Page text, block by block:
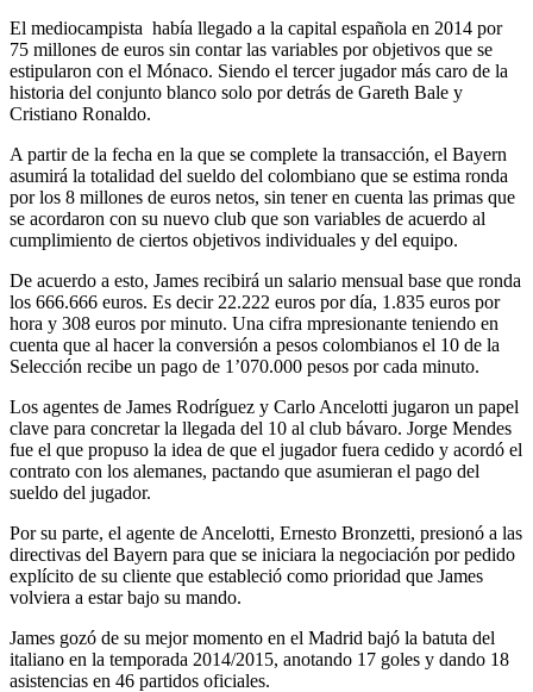
El mediocampista había llegado a la capital española en 2014 por
75 millones de euros sin contar las variables por objetivos que se
estipularon con el Mónaco. Siendo el tercer jugador más caro de la
historia del conjunto blanco solo por detrás de Gareth Bale y
Cristiano Ronaldo.
A partir de la fecha en la que se complete la transacción, el Bayern
asumirá la totalidad del sueldo del colombiano que se estima ronda
por los 8 millones de euros netos, sin tener en cuenta las primas que
se acordaron con su nuevo club que son variables de acuerdo al
cumplimiento de ciertos objetivos individuales y del equipo.
De acuerdo a esto, James recibirá un salario mensual base que ronda
los 666.666 euros. Es decir 22.222 euros por día, 1.835 euros por
hora y 308 euros por minuto. Una cifra mpresionante teniendo en
cuenta que al hacer la conversión a pesos colombianos el 10 de la
Selección recibe un pago de 1’070.000 pesos por cada minuto.
Los agentes de James Rodríguez y Carlo Ancelotti jugaron un papel
clave para concretar la llegada del 10 al club bávaro. Jorge Mendes
fue el que propuso la idea de que el jugador fuera cedido y acordó el
contrato con los alemanes, pactando que asumieran el pago del
sueldo del jugador.
Por su parte, el agente de Ancelotti, Ernesto Bronzetti, presionó a las
directivas del Bayern para que se iniciara la negociación por pedido
explícito de su cliente que estableció como prioridad que James
volviera a estar bajo su mando.
James gozó de su mejor momento en el Madrid bajó la batuta del
italiano en la temporada 2014/2015, anotando 17 goles y dando 18
asistencias en 46 partidos oficiales.